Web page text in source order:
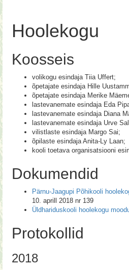
Hoolekogu
Koosseis
volikogu esindaja Tiia Uffert;
õpetajate esindaja Hille
õpetajate esindaja Merike
lastevanemate esindaja Eda
lastevanemate esindaja Diana
lastevanemate esindaja Urve
vilistlaste esindaja Margo Sai;
õpilaste esindaja Anita-Ly Laan;
kooli toetava organisatsiooni
Dokumendid
Pärnu-Jaagupi Põhikooli
10. aprill 2018 nr 139
Üldhariduskooli hoolekogu
Protokollid
2018